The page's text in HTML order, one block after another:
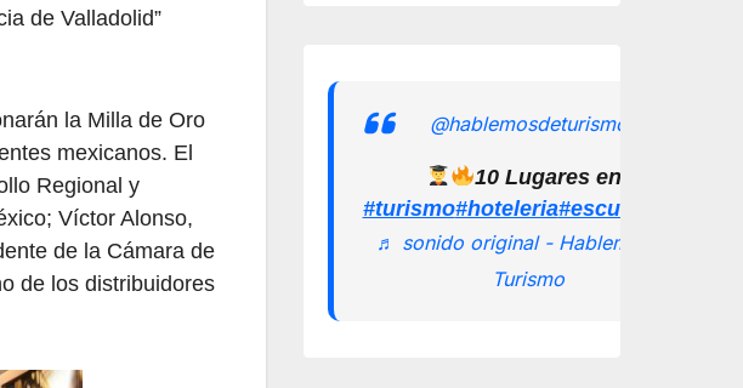
de Valladolid”
la Milla de Oro
mexicanos. El
Regional y
Víctor Alonso,
de la Cámara de
de los distribuidores
@hablemosdeturismomx
10 Lugares en los que
#turismo#hoteleria
♬ sonido original - Hablemos de
Turismo